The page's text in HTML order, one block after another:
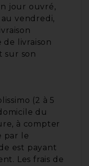
jour ouvré,
vendredi,
de livraison
sur son
(2 à 5
du
à compter
par le
est payant
Les frais de